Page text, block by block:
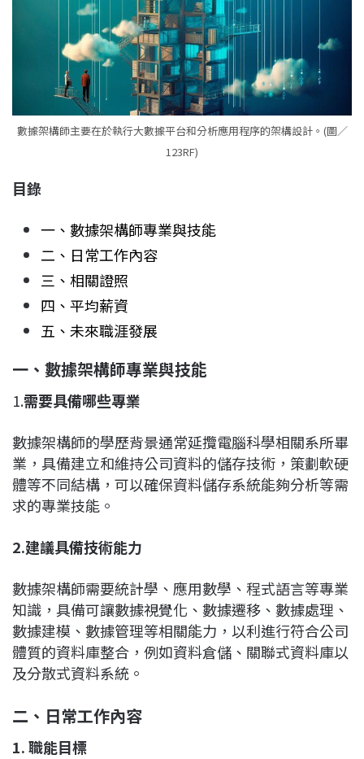
數據架構師主要在於執行大數據平台和分析應用程序的架構設計。(圖／
123RF)
目錄
一、數據架構師專業與技能
二、日常工作內容
三、相關證照
四、平均薪資
五、未來職涯發展
一、數據架構師專業與技能
1.需要具備哪些專業
數據架構師的學歷背景通常延攬電腦科學相關系所畢
業，具備建立和維持公司資料的儲存技術，策劃軟硬
體等不同結構，可以確保資料儲存系統能夠分析等需
求的專業技能。
2.建議具備技術能力
數據架構師需要統計學、應用數學、程式語言等專業
知識，具備可讓數據視覺化、數據遷移、數據處理、
數據建模、數據管理等相關能力，以利進行符合公司
體質的資料庫整合，例如資料倉儲、關聯式資料庫以
及分散式資料系統。
二、日常工作內容
1.職能目標